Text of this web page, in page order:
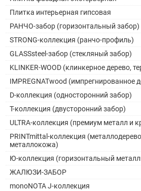
Плитка интерьерная гипсовая
РАНЧО-забор (горизонтальный забор)
STRONG-коллекция (ранчо-профиль)
GLASSsteel-забор (стекляный забор)
KLINKER-WOOD (клинкерное дерево,
IMPREGNATwood (импрегнированное
D-коллекция (односторонний забор)
Т-коллекция (двусторонний забор)
ULTRA-коллекция (премиум металл и
PRINTmittal-коллекция
металлокожа)
Ю-коллекция (горизонтальный
ЖАЛЮЗИ-ЗАБОР
monoNOTA J-коллекция